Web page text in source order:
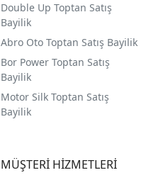
Double Up Toptan Satış
Bayilik
Abro Oto Toptan Satış Bayilik
Bor Power Toptan Satış
Bayilik
Motor Silk Toptan Satış
Bayilik
MÜŞTERİ HİZMETLERİ